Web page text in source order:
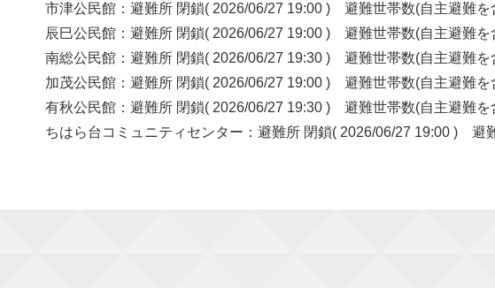
市津公民館：避難所 閉鎖( 2026/06/27 19:00 ) 避難世帯数(自主避難を
辰巳公民館：避難所 閉鎖( 2026/06/27 19:00 ) 避難世帯数(自主避難を
南総公民館：避難所 閉鎖( 2026/06/27 19:30 ) 避難世帯数(自主避難を
加茂公民館：避難所 閉鎖( 2026/06/27 19:00 ) 避難世帯数(自主避難を
有秋公民館：避難所 閉鎖( 2026/06/27 19:30 ) 避難世帯数(自主避難を
ちはら台コミュニティセンター：避難所 閉鎖( 2026/06/27 19:00 ) 避